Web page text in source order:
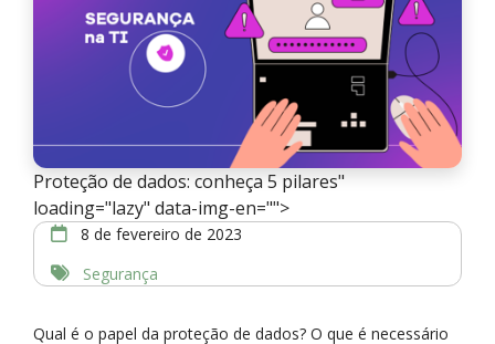
Proteção de dados: conheça 5 pilares"
loading="lazy" data-img-en="">
8 de fevereiro de 2023
Segurança
Qual é o papel da proteção de dados? O que é necessário